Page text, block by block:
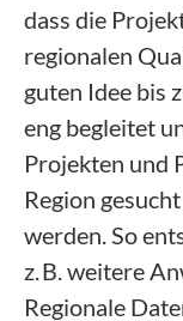
dass die
regionalen
guten Idee bis
eng begleitet
Projekten und
Region
werden. So
z. B. weitere
Regionale